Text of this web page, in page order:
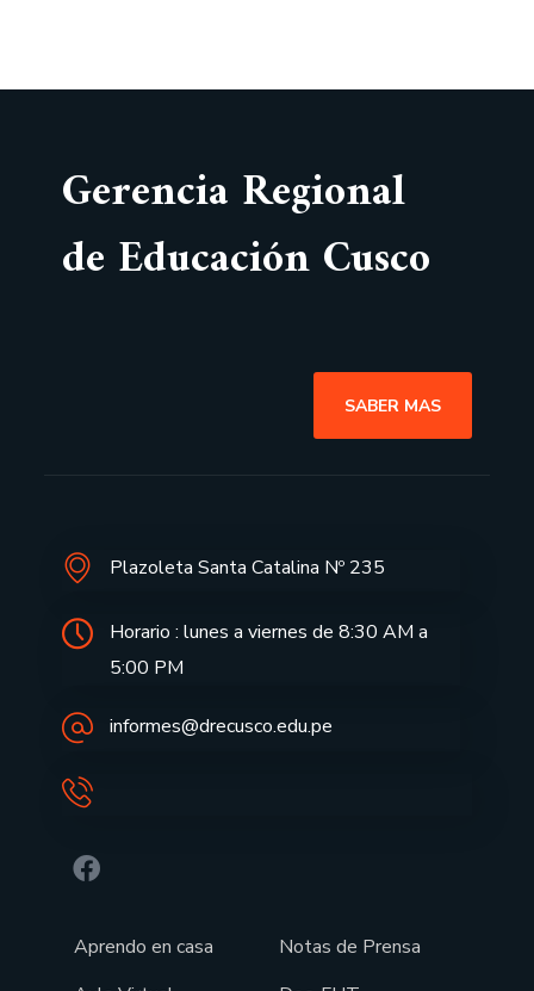
Gerencia Regional
de Educación Cusco
SABER MAS
Plazoleta Santa Catalina Nº 235
Horario : lunes a viernes de 8:30 AM a
5:00 PM
informes@drecusco.edu.pe
Aprendo en casa
Notas de Prensa